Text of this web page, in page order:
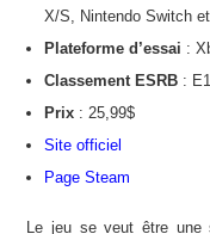
X/S, Nintendo Switch
Plateforme d’essai :
Classement ESRB :
Prix : 25,99$
Site officiel
Page Steam
Le jeu se veut être une